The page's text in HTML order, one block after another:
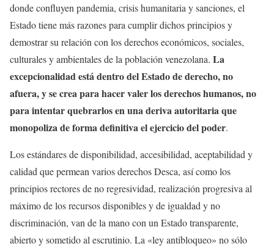
donde confluyen pandemia, crisis humanitaria y sanciones, el
Estado tiene más razones para cumplir dichos principios y
demostrar su relación con los derechos económicos, sociales,
culturales y ambientales de la población venezolana. La
excepcionalidad está dentro del Estado de derecho, no
afuera, y se crea para hacer valer los derechos humanos, no
para intentar quebrarlos en una deriva autoritaria que
monopoliza de forma definitiva el ejercicio del poder.
Los estándares de disponibilidad, accesibilidad, aceptabilidad y
calidad que permean varios derechos Desca, así como los
principios rectores de no regresividad, realización progresiva al
máximo de los recursos disponibles y de igualdad y no
discriminación, van de la mano con un Estado transparente,
abierto y sometido al escrutinio. La «ley antibloqueo» no sólo